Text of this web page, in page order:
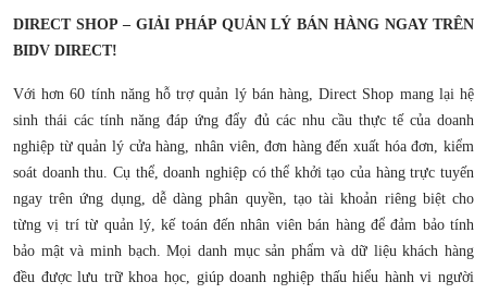
DIRECT SHOP – GIẢI PHÁP QUẢN LÝ BÁN HÀNG NGAY TRÊN
BIDV DIRECT!
Với hơn 60 tính năng hỗ trợ quản lý bán hàng, Direct Shop mang lại hệ
sinh thái các tính năng đáp ứng đẩy đủ các nhu cầu thực tế của doanh
nghiệp từ quản lý cửa hàng, nhân viên, đơn hàng đến xuất hóa đơn, kiểm
soát doanh thu. Cụ thể, doanh nghiệp có thể khởi tạo của hàng trực tuyến
ngay trên ứng dụng, dễ dàng phân quyền, tạo tài khoản riêng biệt cho
từng vị trí từ quản lý, kế toán đến nhân viên bán hàng để đảm bảo tính
bảo mật và minh bạch. Mọi danh mục sản phẩm và dữ liệu khách hàng
đều được lưu trữ khoa học, giúp doanh nghiệp thấu hiểu hành vi người